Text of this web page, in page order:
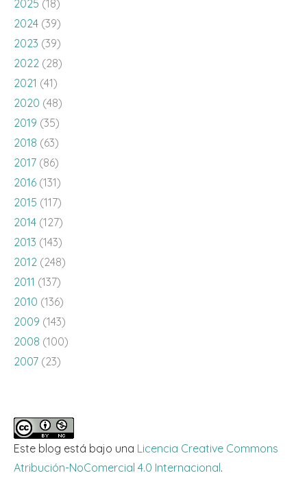
2025 (18)
2024 (39)
2023 (39)
2022 (28)
2021 (41)
2020 (48)
2019 (35)
2018 (63)
2017 (86)
2016 (131)
2015 (117)
2014 (127)
2013 (143)
2012 (248)
2011 (137)
2010 (136)
2009 (143)
2008 (100)
2007 (23)
Este blog está bajo una Licencia Creative Commons
Atribución-NoComercial 4.0 Internacional.